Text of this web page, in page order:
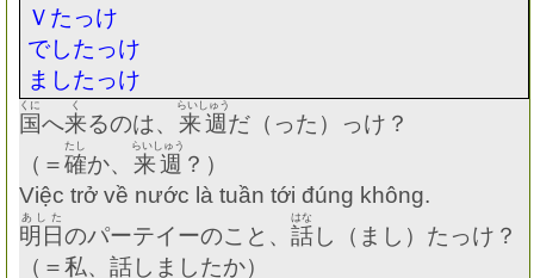
Ｖたっけ
でしたっけ
ましたっけ
国
くに
へ来
く
るのは、 来週
らいしゅう
だ（った）っけ？
（＝確
たし
か、 来週
らいしゅう
？）
Việc trở về nước là tuần tới đúng không.
明日
あした
のパーテイーのこと、 話
はな
し（まし）たっけ？
（＝私、話しましたか）